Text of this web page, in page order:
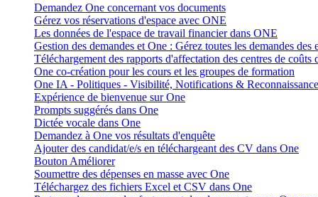
Demandez One concernant vos documents
Gérez vos réservations d'espace avec ONE
Les données de l'espace de travail financier dans ONE
Gestion des demandes et One : Gérez toutes les demandes des
Téléchargement des rapports d'affectation des centres de coûts
One co-création pour les cours et les groupes de formation
One IA - Politiques - Visibilité, Notifications & Reconnaissance
Expérience de bienvenue sur One
Prompts suggérés dans One
Dictée vocale dans One
Demandez à One vos résultats d'enquête
Ajouter des candidat/e/s en téléchargeant des CV dans One
Bouton Améliorer
Soumettre des dépenses en masse avec One
Téléchargez des fichiers Excel et CSV dans One